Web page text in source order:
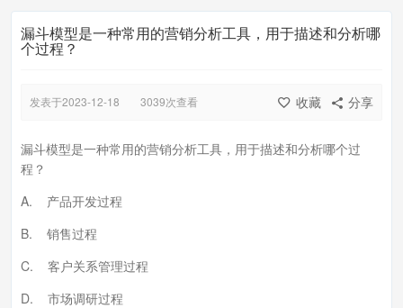
漏斗模型是一种常用的营销分析工具，用于描述和分析哪
个过程？
分享
收藏
发表于2023-12-18 3039次查看
漏斗模型是一种常用的营销分析工具，用于描述和分析哪个过
程？
A. 产品开发过程
B. 销售过程
C. 客户关系管理过程
D. 市场调研过程